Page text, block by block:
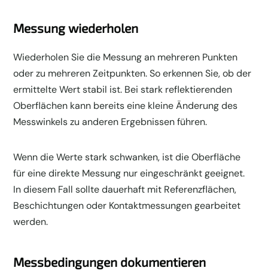
Messung wiederholen
Wiederholen Sie die Messung an mehreren Punkten
oder zu mehreren Zeitpunkten. So erkennen Sie, ob der
ermittelte Wert stabil ist. Bei stark reflektierenden
Oberflächen kann bereits eine kleine Änderung des
Messwinkels zu anderen Ergebnissen führen.
Wenn die Werte stark schwanken, ist die Oberfläche
für eine direkte Messung nur eingeschränkt geeignet.
In diesem Fall sollte dauerhaft mit Referenzflächen,
Beschichtungen oder Kontaktmessungen gearbeitet
werden.
Messbedingungen dokumentieren